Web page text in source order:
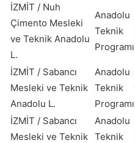
İZMİT / Nuh
Çimento Mesleki
ve Teknik Anadolu
L.
Anadolu
Teknik
Programı
İZMİT / Sabancı
Mesleki ve Teknik
Anadolu L.
Anadolu
Teknik
Programı
İZMİT / Sabancı
Mesleki ve Teknik
Anadolu
Teknik